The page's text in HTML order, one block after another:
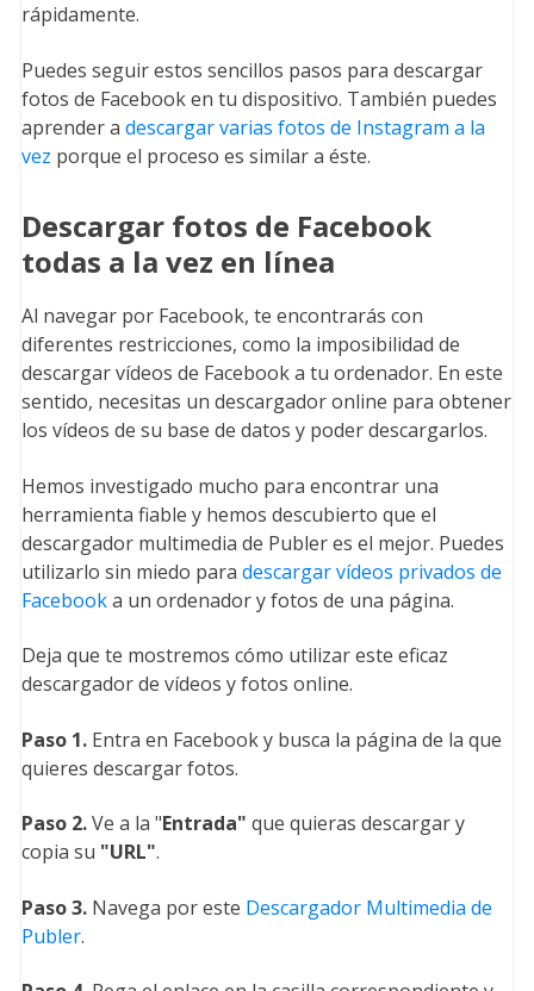
rápidamente.
Puedes seguir estos sencillos pasos para descargar
fotos de Facebook en tu dispositivo. También puedes
aprender a descargar varias fotos de Instagram a la
vez porque el proceso es similar a éste.
Descargar fotos de Facebook
todas a la vez en línea
Al navegar por Facebook, te encontrarás con
diferentes restricciones, como la imposibilidad de
descargar vídeos de Facebook a tu ordenador. En este
sentido, necesitas un descargador online para obtener
los vídeos de su base de datos y poder descargarlos.
Hemos investigado mucho para encontrar una
herramienta fiable y hemos descubierto que el
descargador multimedia de Publer es el mejor. Puedes
utilizarlo sin miedo para descargar vídeos privados de
Facebooka un ordenador y fotos de una página.
Deja que te mostremos cómo utilizar este eficaz
descargador de vídeos y fotos online.
Paso 1.Entra en Facebook y busca la página de la que
quieres descargar fotos.
Paso 2.Ve a la "Entrada" que quieras descargar y
copia su "URL".
Paso 3.Navega por este Descargador Multimedia de
Publer.